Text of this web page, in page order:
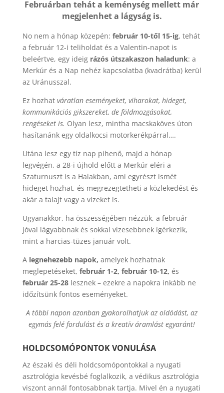
Februárban tehát a keménység mellett már
megjelenhet a lágyság is.
No nem a hónap közepén: február 10-től 15-ig, tehát
a február 12-i teliholdat és a Valentin-napot is
beleértve, egy ideig rázós útszakaszon haladunk: a
Merkúr és a Nap nehéz kapcsolatba (kvadrátba) kerül
az Uránusszal.
Ez hozhat váratlan eseményeket, viharokat, hideget,
kommunikációs gikszereket, de földmozgásokat,
rengéseket is. Olyan lesz, mintha macskaköves úton
hasítanánk egy oldalkocsi motorkerékpárral….
Utána lesz egy tíz nap pihenő, majd a hónap
legvégén, a 28-i újhold előtt a Merkúr eléri a
Szaturnuszt is a Halakban, ami egyrészt ismét
hideget hozhat, és megrezegtetheti a közlekedést és
akár a talajt vagy a vizeket is.
Ugyanakkor, ha összességében nézzük, a február
jóval lágyabbnak és sokkal vizesebbnek ígérkezik,
mint a harcias-tüzes január volt.
A legnehezebb napok, amelyek hozhatnak
meglepetéseket, február 1-2, február 10-12, és
február 25-28 lesznek – ezekre a napokra inkább ne
időzítsünk fontos eseményeket.
A többi napon azonban gyakorolhatjuk az oldódást, az
egymás felé fordulást és a kreatív áramlást egyaránt!
HOLDCSOMÓPONTOK VONULÁSA
Az északi és déli holdcsomópontokkal a nyugati
asztrológia kevésbé foglalkozik, a védikus asztrológia
viszont annál fontosabbnak tartja. Mivel én a nyugati